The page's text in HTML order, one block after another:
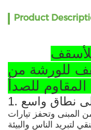
Product
للورشة من
المبنى وتحفز تيارات
لتبريد الناس والبيئة